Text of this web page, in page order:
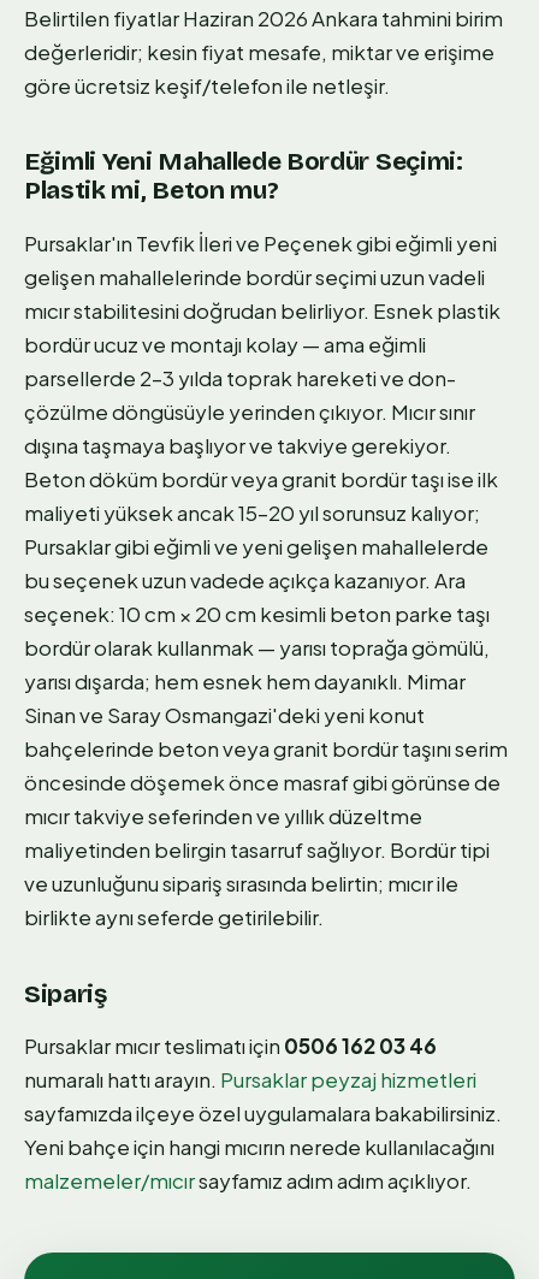
Belirtilen fiyatlar Haziran 2026 Ankara tahmini birim
değerleridir; kesin fiyat mesafe, miktar ve erişime
göre ücretsiz keşif/telefon ile netleşir.
Eğimli Yeni Mahallede Bordür Seçimi:
Plastik mi, Beton mu?
Pursaklar'ın Tevfik İleri ve Peçenek gibi eğimli yeni
gelişen mahallelerinde bordür seçimi uzun vadeli
mıcır stabilitesini doğrudan belirliyor. Esnek plastik
bordür ucuz ve montajı kolay — ama eğimli
parsellerde 2–3 yılda toprak hareketi ve don-
çözülme döngüsüyle yerinden çıkıyor. Mıcır sınır
dışına taşmaya başlıyor ve takviye gerekiyor.
Beton döküm bordür veya granit bordür taşı ise ilk
maliyeti yüksek ancak 15–20 yıl sorunsuz kalıyor;
Pursaklar gibi eğimli ve yeni gelişen mahallelerde
bu seçenek uzun vadede açıkça kazanıyor. Ara
seçenek: 10 cm × 20 cm kesimli beton parke taşı
bordür olarak kullanmak — yarısı toprağa gömülü,
yarısı dışarda; hem esnek hem dayanıklı. Mimar
Sinan ve Saray Osmangazi'deki yeni konut
bahçelerinde beton veya granit bordür taşını serim
öncesinde döşemek önce masraf gibi görünse de
mıcır takviye seferinden ve yıllık düzeltme
maliyetinden belirgin tasarruf sağlıyor. Bordür tipi
ve uzunluğunu sipariş sırasında belirtin; mıcır ile
birlikte aynı seferde getirilebilir.
Sipariş
Pursaklar mıcır teslimatı için 0506 162 03 46
numaralı hattı arayın. Pursaklar peyzaj hizmetleri
sayfamızda ilçeye özel uygulamalara bakabilirsiniz.
Yeni bahçe için hangi mıcırın nerede kullanılacağını
malzemeler/mıcırsayfamız adım adım açıklıyor.